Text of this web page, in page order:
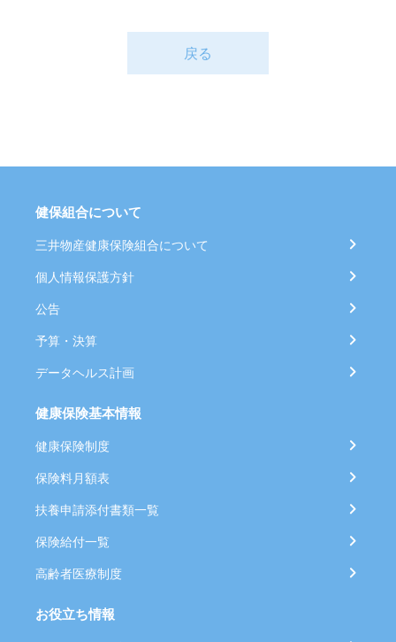
戻る
健保組合について
三井物産健康保険組合について
個人情報保護方針
公告
予算・決算
データヘルス計画
健康保険基本情報
健康保険制度
保険料月額表
扶養申請添付書類一覧
保険給付一覧
高齢者医療制度
お役立ち情報